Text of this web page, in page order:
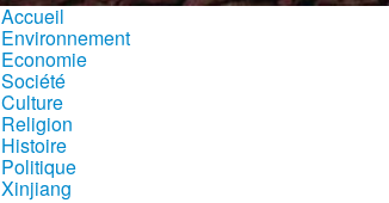
Accueil
Environnement
Economie
Société
Culture
Religion
Histoire
Politique
Xinjiang